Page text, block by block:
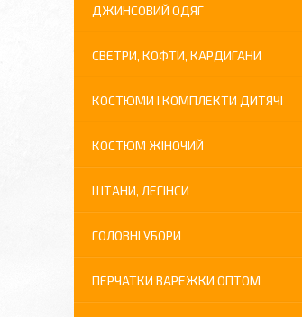
ДЖИНСОВИЙ ОДЯГ
СВЕТРИ, КОФТИ, КАРДИГАНИ
КОСТЮМИ І КОМПЛЕКТИ ДИТЯЧІ
КОСТЮМ ЖІНОЧИЙ
ШТАНИ, ЛЕГІНСИ
ГОЛОВНІ УБОРИ
ПЕРЧАТКИ ВАРЕЖКИ ОПТОМ